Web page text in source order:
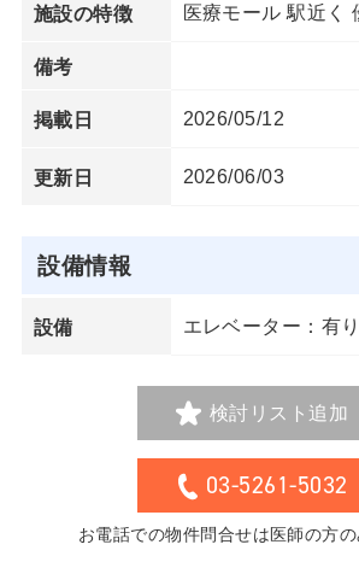
施設の特徴 医療モール 駅近く
備考
掲載日 2026/05/12
更新日 2026/06/03
設備情報
設備 エレベーター：有り
検討リスト追加
03-5261-5032
お電話での物件問合せは医師の方